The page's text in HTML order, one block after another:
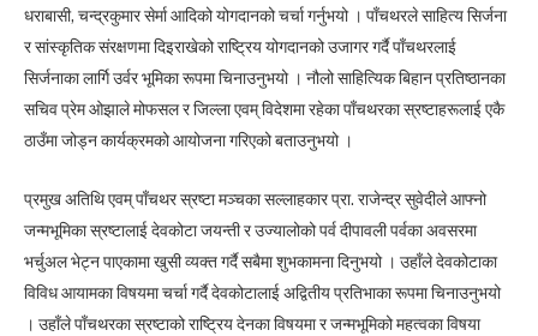
धराबासी, चन्द्रकुमार सेर्मा आदिको योगदानको चर्चा गर्नुभयो । पाँचथरले साहित्य सिर्जना
र सांस्कृतिक संरक्षणमा दिइराखेको राष्ट्रिय योगदानको उजागर गर्दै पाँचथरलाई
सिर्जनाका लार्गि उर्वर भूमिका रूपमा चिनाउनुभयो । नौलो साहित्यिक बिहान प्रतिष्ठानका
सचिव प्रेम ओझाले मोफसल र जिल्ला एवम् विदेशमा रहेका पाँचथरका स्रष्टाहरूलाई एकै
ठाउँमा जोड्न कार्यक्रमको आयोजना गरिएको बताउनुभयो ।
प्रमुख अतिथि एवम् पाँचथर स्रष्टा मञ्चका सल्लाहकार प्रा. राजेन्द्र सुवेदीले आफ्नो
जन्मभूमिका स्रष्टालाई देवकोटा जयन्ती र उज्यालोको पर्व दीपावली पर्वका अवसरमा
भर्चुअल भेट्न पाएकामा खुसी व्यक्त गर्दै सबैमा शुभकामना दिनुभयो । उहाँले देवकोटाका
विविध आयामका विषयमा चर्चा गर्दै देवकोटालाई अद्वितीय प्रतिभाका रूपमा चिनाउनुभयो
। उहाँले पाँचथरका स्रष्टाको राष्ट्रिय देनका विषयमा र जन्मभूमिको महत्वका विषया